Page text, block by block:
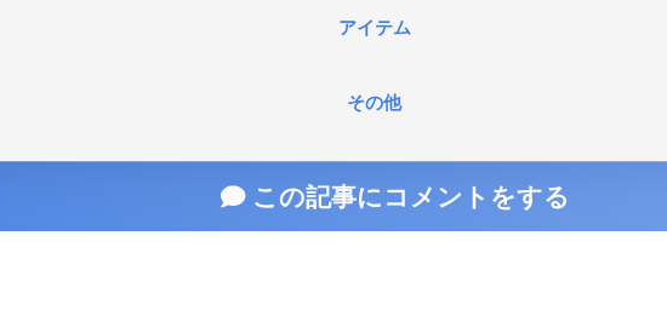
アイテム
その他
この記事にコメントをする